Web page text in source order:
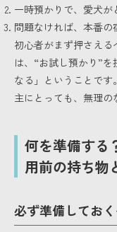
一時預かりで、愛犬が
問題なければ、本番の
初心者がまず押さえ
は、“お試し預かり”
なる」ということで
主にとっても、無理の
何を準備する
用前の持ち物
必ず準備してお